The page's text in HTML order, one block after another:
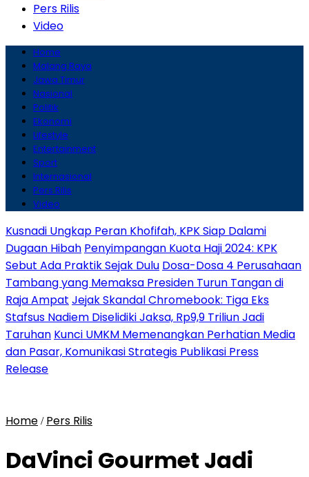
Pers Rilis
Video
Home
Malang Raya
Jawa Timur
Nasional
Politik
Ekonomi
Lifestyle
Entertainment
Sport
Internasional
Pers Rilis
Video
Kusnadi Ungkap Peran Khofifah, KPK Siap Dalami
Dugaan Hibah Penyimpangan Kuota Haji 2024: KPK
Sebut Ada Praktik Sejak Dulu Dosa-Dosa 4 Perusahaan
Tambang yang Memaksa Presiden Turun Tangan di
Raja Ampat Jejak Skandal Chromebook: Tiga Eks
Stafsus Nadiem Diselidiki Jaksa, Rp9,9 Triliun Jadi
Taruhan Kunci UMKM Memenangkan Perhatian Media
dan Pasar, Komunikasi Strategis Publikasi Press
Release
Home / Pers Rilis
DaVinci Gourmet Jadi